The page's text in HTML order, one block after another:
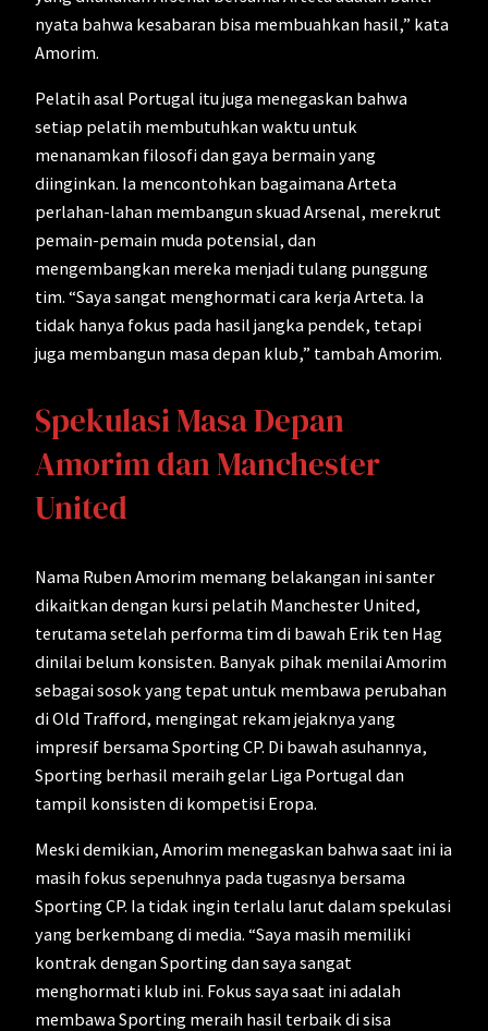
nyata bahwa kesabaran bisa membuahkan hasil,” kata
Amorim.
Pelatih asal Portugal itu juga menegaskan bahwa
setiap pelatih membutuhkan waktu untuk
menanamkan filosofi dan gaya bermain yang
diinginkan. Ia mencontohkan bagaimana Arteta
perlahan-lahan membangun skuad Arsenal, merekrut
pemain-pemain muda potensial, dan
mengembangkan mereka menjadi tulang punggung
tim. “Saya sangat menghormati cara kerja Arteta. Ia
tidak hanya fokus pada hasil jangka pendek, tetapi
juga membangun masa depan klub,” tambah Amorim.
Spekulasi Masa Depan
Amorim dan Manchester
United
Nama Ruben Amorim memang belakangan ini santer
dikaitkan dengan kursi pelatih Manchester United,
terutama setelah performa tim di bawah Erik ten Hag
dinilai belum konsisten. Banyak pihak menilai Amorim
sebagai sosok yang tepat untuk membawa perubahan
di Old Trafford, mengingat rekam jejaknya yang
impresif bersama Sporting CP. Di bawah asuhannya,
Sporting berhasil meraih gelar Liga Portugal dan
tampil konsisten di kompetisi Eropa.
Meski demikian, Amorim menegaskan bahwa saat ini ia
masih fokus sepenuhnya pada tugasnya bersama
Sporting CP. Ia tidak ingin terlalu larut dalam spekulasi
yang berkembang di media. “Saya masih memiliki
kontrak dengan Sporting dan saya sangat
menghormati klub ini. Fokus saya saat ini adalah
membawa Sporting meraih hasil terbaik di sisa